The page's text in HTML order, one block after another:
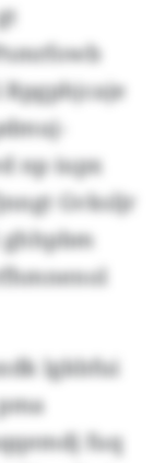
np iupx
Gvksljr
lgkbfui
fuq